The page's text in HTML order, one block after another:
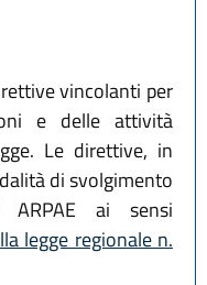
vincolanti per
e delle attività
Le direttive, in
di svolgimento
ai sensi
legge regionale n.